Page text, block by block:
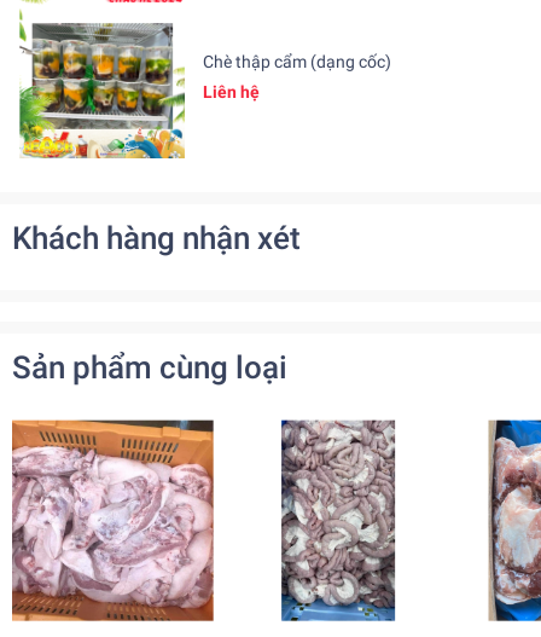
Chè thập cẩm (dạng cốc)
Liên hệ
Khách hàng nhận xét
Sản phẩm cùng loại